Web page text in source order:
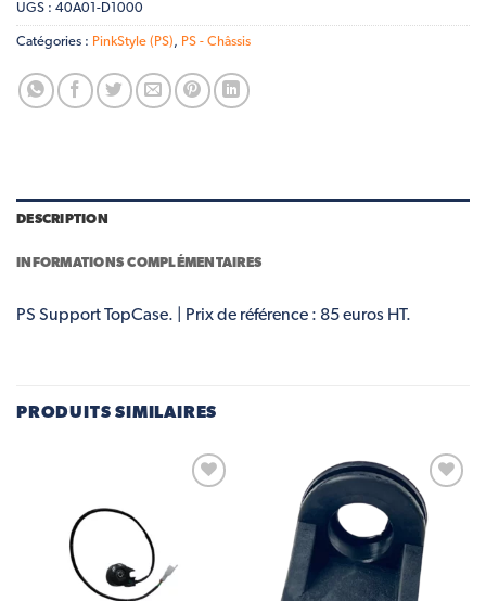
UGS : 40A01-D1000
Catégories : PinkStyle (PS), PS - Châssis
DESCRIPTION
INFORMATIONS COMPLÉMENTAIRES
PS Support TopCase. | Prix de référence : 85 euros HT.
PRODUITS SIMILAIRES
Add to
wishlist